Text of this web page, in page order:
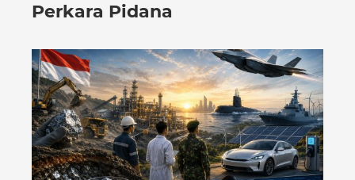
Perkara Pidana